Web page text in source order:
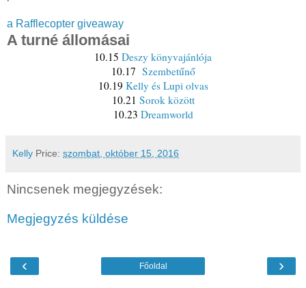
a Rafflecopter giveaway
A turné állomásai
10.15 Deszy könyvajánlója
10.17 Szembetűnő
10.19 Kelly és Lupi olvas
10.21 Sorok között
10.23 Dreamworld
Kelly Price: szombat, október 15, 2016
Nincsenek megjegyzések:
Megjegyzés küldése
‹ ›
Főoldal